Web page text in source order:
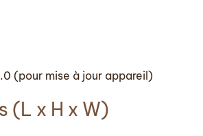
(pour mise à jour appareil)
(L x H x W)